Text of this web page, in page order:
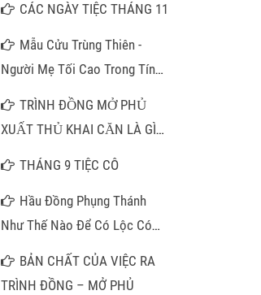
CÁC NGÀY TIỆC THÁNG 11
Mẫu Cửu Trùng Thiên -
Người Mẹ Tối Cao Trong Tín
Ngưỡng Thờ Mẫu
TRÌNH ĐỒNG MỞ PHỦ
XUẤT THỦ KHAI CĂN LÀ GÌ
THÁNG 9 TIỆC CÔ
Hầu Đồng Phụng Thánh
Như Thế Nào Để Có Lộc Có
Phúc?
BẢN CHẤT CỦA VIỆC RA
TRÌNH ĐỒNG – MỞ PHỦ